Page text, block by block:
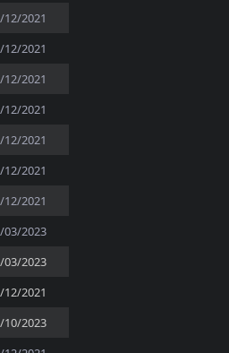
12/2021
12/2021
12/2021
12/2021
12/2021
12/2021
12/2021
03/2023
03/2023
12/2021
10/2023